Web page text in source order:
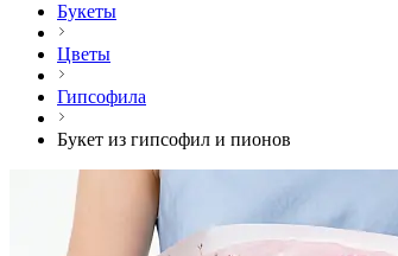
Букеты
Цветы
Гипсофила
Букет из гипсофил и пионов